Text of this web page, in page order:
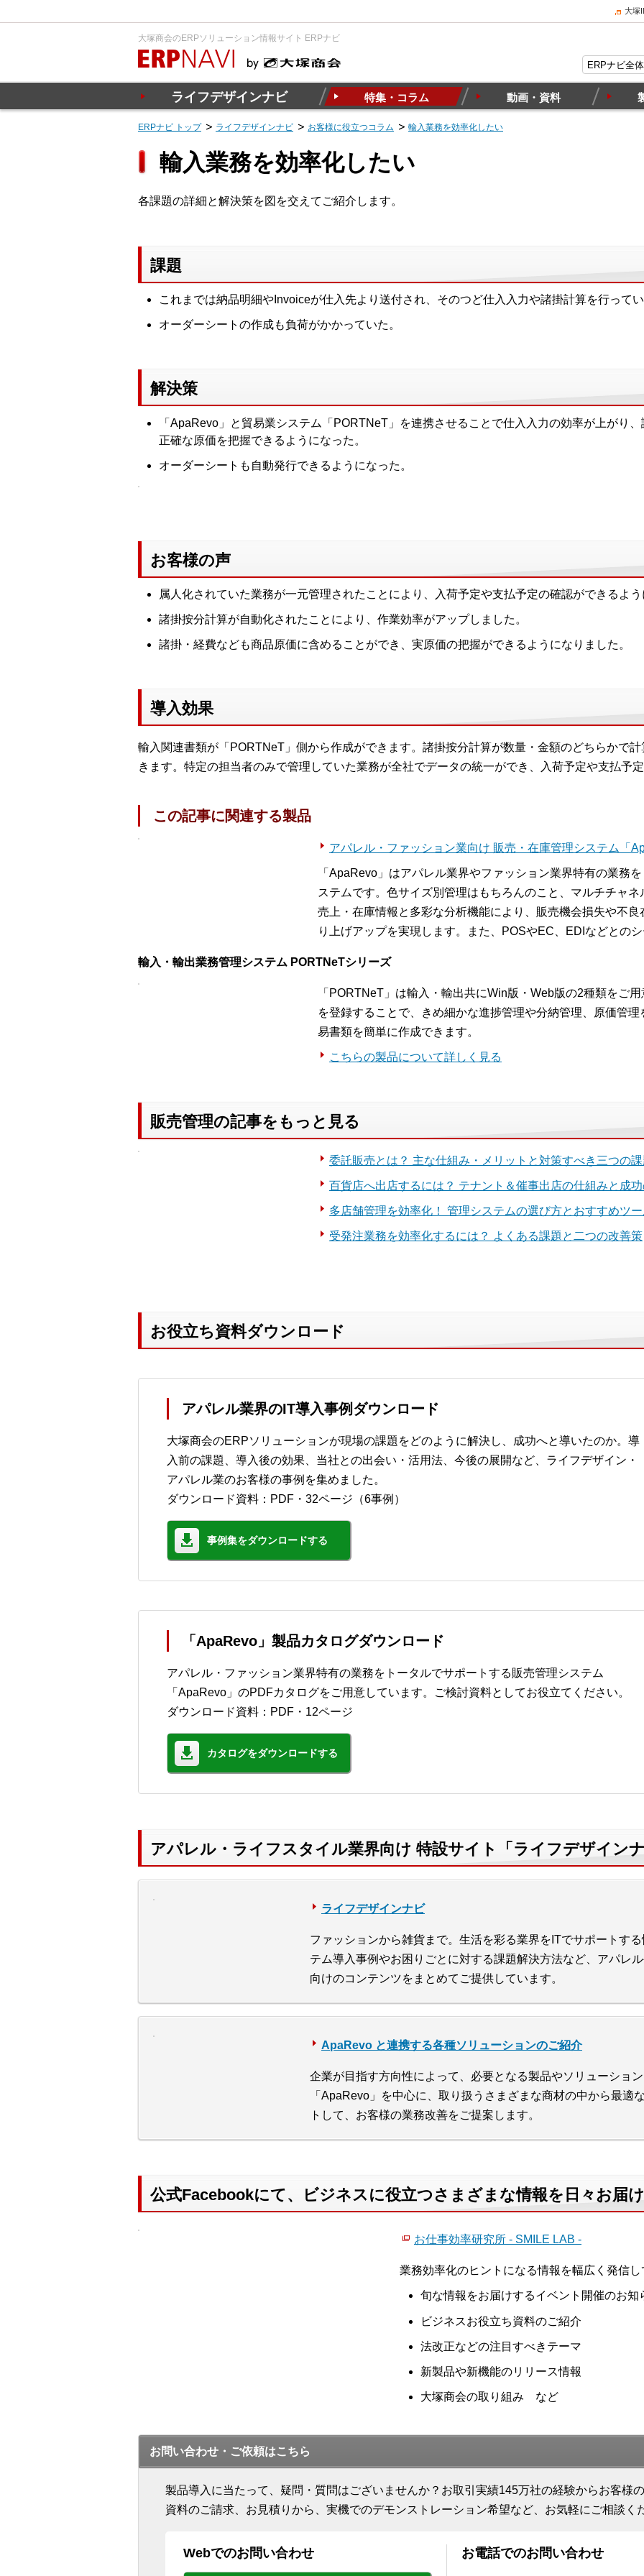
大塚
大塚商会のERPソリューション情報サイト ERPナビ
ライフデザインナビ 特集・コラム 動画・資料
ERPナビ トップ ライフデザインナビ お客様に役立つコラム 輸入業務を効率化したい
輸入業務を効率化したい
各課題の詳細と解決策を図を交えてご紹介します。
課題
これまでは納品明細やInvoiceが仕入先より送付され、そのつど仕入入力や諸掛計算を行って
オーダーシートの作成も負荷がかかっていた。
解決策
「ApaRevo」と貿易業システム「PORTNeT」を連携させることで仕入入力の効率が上がり
正確な原価を把握できるようになった。
オーダーシートも自動発行できるようになった。
お客様の声
属人化されていた業務が一元管理されたことにより、入荷予定や支払予定の確認ができるよ
諸掛按分計算が自動化されたことにより、作業効率がアップしました。
諸掛・経費なども商品原価に含めることができ、実原価の把握ができるようになりました。
導入効果
輸入関連書類が「PORTNeT」側から作成ができます。諸掛按分計算が数量・金額のどちらかで
きます。特定の担当者のみで管理していた業務が全社でデータの統一ができ、入荷予定や支払予
この記事に関連する製品
アパレル・ファッション業向け 販売・在庫管理システム「
「ApaRevo」はアパレル業界やファッション業界特有の業務
ステムです。色サイズ別管理はもちろんのこと、マルチチャ
売上・在庫情報と多彩な分析機能により、販売機会損失や不
り上げアップを実現します。また、POSやEC、EDIなどとの
輸入・輸出業務管理システム PORTNeTシリーズ
「PORTNeT」は輸入・輸出共にWin版・Web版の2種類をご
を登録することで、きめ細かな進捗管理や分納管理、原価管
易書類を簡単に作成できます。
こちらの製品について詳しく見る
販売管理の記事をもっと見る
委託販売とは？ 主な仕組み・メリットと対策すべき三つの
百貨店へ出店するには？ テナント＆催事出店の仕組みと成
多店舗管理を効率化！ 管理システムの選び方とおすすめツ
受発注業務を効率化するには？ よくある課題と二つの改善策
お役立ち資料ダウンロード
アパレル業界のIT導入事例ダウンロード
大塚商会のERPソリューションが現場の課題をどのように解決し、成功へと導いたのか。導
入前の課題、導入後の効果、当社との出会い・活用法、今後の展開など、ライフデザイン・
アパレル業のお客様の事例を集めました。
ダウンロード資料：PDF・32ページ（6事例）
事例集をダウンロードする
「ApaRevo」製品カタログダウンロード
アパレル・ファッション業界特有の業務をトータルでサポートする販売管理システム
「ApaRevo」のPDFカタログをご用意しています。ご検討資料としてお役立てください。
ダウンロード資料：PDF・12ページ
カタログをダウンロードする
アパレル・ライフスタイル業界向け 特設サイト「ライフデザイン
ライフデザインナビ
ファッションから雑貨まで。生活を彩る業界をITでサポートす
テム導入事例やお困りごとに対する課題解決方法など、アパレ
向けのコンテンツをまとめてご提供しています。
ApaRevo と連携する各種ソリューションのご紹介
企業が目指す方向性によって、必要となる製品やソリューショ
「ApaRevo」を中心に、取り扱うさまざまな商材の中から最適
トして、お客様の業務改善をご提案します。
公式Facebookにて、ビジネスに役立つさまざまな情報を日々お届
お仕事効率研究所 - SMILE LAB -
業務効率化のヒントになる情報を幅広く発信
旬な情報をお届けするイベント開催のお知
ビジネスお役立ち資料のご紹介
法改正などの注目すべきテーマ
新製品や新機能のリリース情報
大塚商会の取り組み など
お問い合わせ・ご依頼はこちら
製品導入に当たって、疑問・質問はございませんか？お取引実績145万社の経験からお客様
資料のご請求、お見積りから、実機でのデモンストレーション希望など、お気軽にご相談く
Webでのお問い合わせ お電話でのお問い合わせ